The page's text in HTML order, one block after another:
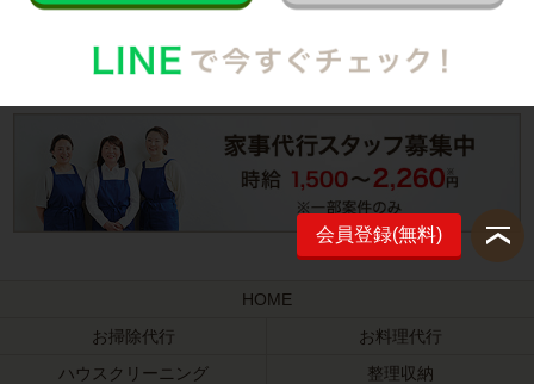
会員登録(無料)
HOME
お掃除代行
お料理代行
ハウスクリーニング
整理収納